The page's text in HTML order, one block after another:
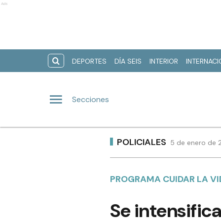
Ads
DEPORTES DÍA SEIS INTERIOR
Secciones
POLICIALES 5 de enero de
PROGRAMA CUIDAR LA
Se